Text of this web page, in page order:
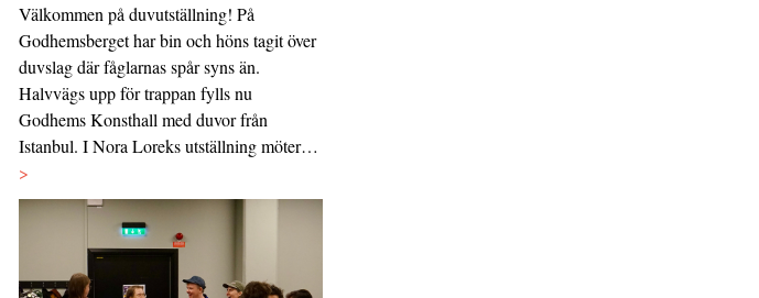
Välkommen på duvutställning! På
Godhemsberget har bin och höns tagit över
duvslag där fåglarnas spår syns än.
Halvvägs upp för trappan fylls nu
Godhems Konsthall med duvor från
Istanbul. I Nora Loreks utställning möter…
>